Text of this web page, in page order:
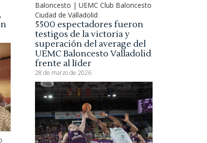
Baloncesto | UEMC Club Baloncesto
Ciudad de Valladolid
5500 espectadores fueron
testigos de la victoria y
superación del average del
UEMC Baloncesto Valladolid
frente al líder
28 de marzo de 2026